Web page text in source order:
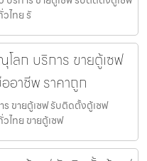
ไทย รั
ลก บริการ ขายตู้เซฟ
อาชีพ ราคาถูก
ขายตู้เซฟ รับติดตั้งตู้เซฟ
ไทย ขายตู้เซฟ